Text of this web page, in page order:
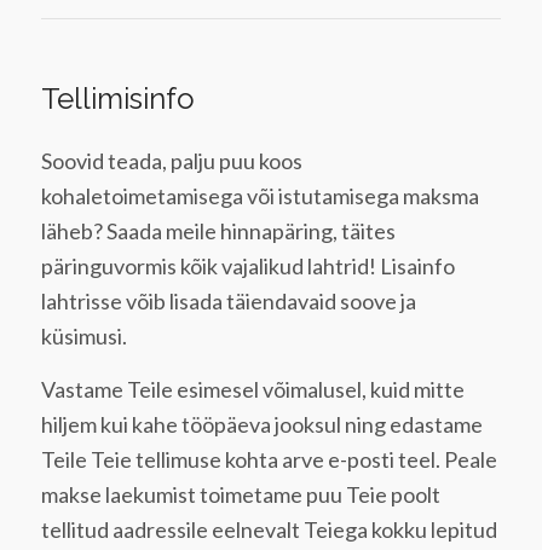
Tellimisinfo
Soovid teada, palju puu koos
kohaletoimetamisega või istutamisega maksma
läheb? Saada meile hinnapäring, täites
päringuvormis kõik vajalikud lahtrid! Lisainfo
lahtrisse võib lisada täiendavaid soove ja
küsimusi.
Vastame Teile esimesel võimalusel, kuid mitte
hiljem kui kahe tööpäeva jooksul ning edastame
Teile Teie tellimuse kohta arve e-posti teel. Peale
makse laekumist toimetame puu Teie poolt
tellitud aadressile eelnevalt Teiega kokku lepitud